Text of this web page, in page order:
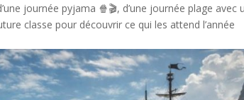
journée pyjama 🍿🎬, d’une journée plage avec
classe pour découvrir ce qui les attend l’année